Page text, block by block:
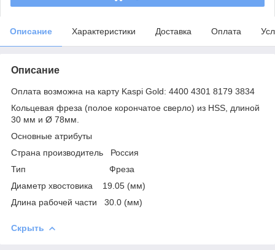
Описание Характеристики Доставка Оплата
Описание
Оплата возможна на карту Kaspi Gold: 4400 4301 8179 3834
Кольцевая фреза (полое корончатое сверло) из HSS, длиной
30 мм и Ø 78мм.
Основные атрибуты
Страна производитель Россия
Тип Фреза
Диаметр хвостовика 19.05 (мм)
Длина рабочей части 30.0 (мм)
Скрыть